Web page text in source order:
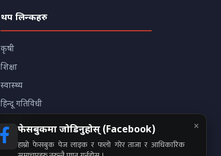
थप लिन्कहरु
कृषी
शिक्षा
स्वास्थ्य
हिन्दू गतिविधी
भिडियो
फेसबुकमा जोडिनुहोस् (Facebook)
हाम्रो फेसबुक पेज लाइक र फलो गरेर ताजा र आधिकारिक
×